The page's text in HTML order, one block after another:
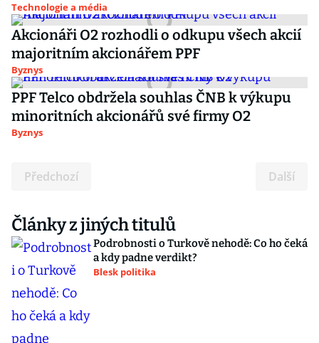
Technologie a média
Akcionáři O2 rozhodli o odkupu všech akcií
majoritním akcionářem PPF
Byznys
PPF Telco obdržela souhlas ČNB k výkupu
minoritních akcionářů své firmy O2
Byznys
Předchozí Další
Články z jiných titulů
Podrobnosti o Turkově nehodě: Co ho čeká
a kdy padne verdikt?
Blesk politika